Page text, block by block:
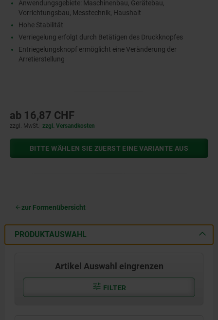
Anwendungsgebiete: Maschinenbau, Gerätebau,
Vorrichtungsbau, Messtechnik, Haushalt
Hohe Stabilität
Verriegelung erfolgt durch Betätigen des Druckknopfes
Entriegelungsknopf ermöglicht eine Veränderung der
Arretierstellung
ab 16,87 CHF
zzgl. MwSt. zzgl. Versandkosten
BITTE WÄHLEN SIE ZUERST EINE VARIANTE AUS
zur Formenübersicht
PRODUKTAUSWAHL
Artikel Auswahl eingrenzen
FILTER